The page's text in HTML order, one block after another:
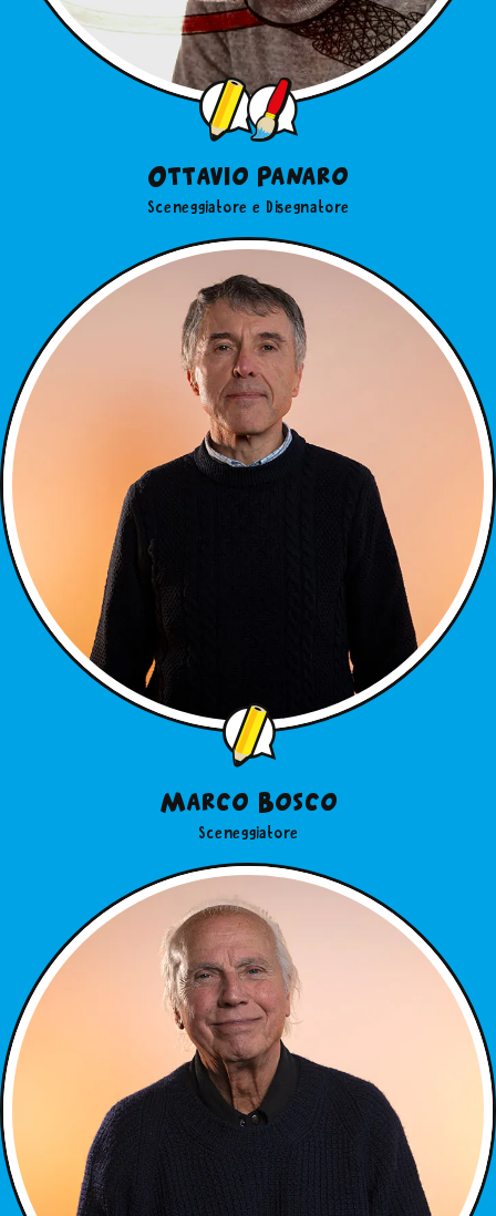
Ottavio Panaro
Sceneggiatore e Disegnatore
Marco Bosco
Sceneggiatore